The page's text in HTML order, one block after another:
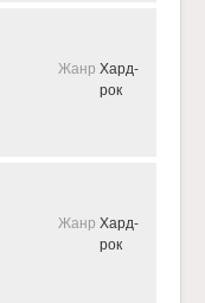
Жанр Хард-
рок
Жанр Хард-
рок